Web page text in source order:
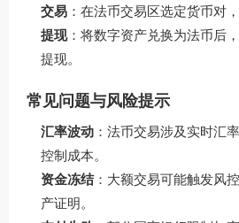
交易 ：在法币交易区选定货币对
提现：将数字资产兑换为法币后
提现。
常见问题与风险提示
汇率波动 ：法币交易涉及实时汇
控制成本。
资金冻结：大额交易可能触发风
产证明。